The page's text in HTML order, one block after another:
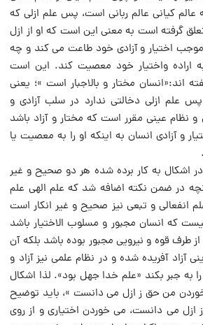
کیانى عالم ربانى است، پس علم ازلى که
گرفته است به معنى این است که او از ازل
اختیار و آزادى خود طاعت می کند و چه
واختیار خود معصیت کند. این است
اند:«انسان مختار و بالاجبار است »؛ یعنى
علم ازلى دخالتى ندارد در سلب آزادى و
و نظام عینى مقرر است که مختار و آزاد باشد
و آزادى انسان به اینکه او را به معصیت یا
اشکال به کار برده شده هر دو صحیح و غیر
در ضمن نکته اضافه شد که علم الهى علم
انفعالى و تبعى نیز صحیح و غیر انکار است
که انسان مجبور و مسلوب الاختیار باشد
طرف قوه و نیرویى مجبور بوده باشد بلکه آن
آزاد آفریده شده و در نظام علمى نیز آزاد و
را به جبر بکند «علم خدا جهل بود». لذا اشکال
من حق ز ازل می دانست »، باید توضیح
می دانست، مى خوردن اختیارى و از روى